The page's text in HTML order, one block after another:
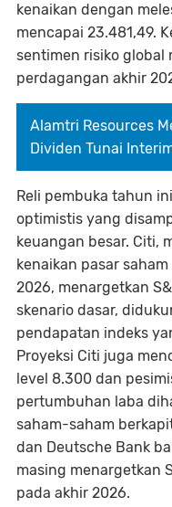
kenaikan dengan
mencapai 23.481,49.
sentimen risiko global
perdagangan akhir
Alamtri Resources
Dividen Tunai
Reli pembuka tahun
optimistis yang
keuangan besar. Citi,
kenaikan pasar
2026, menargetkan
skenario dasar,
pendapatan indeks
Proyeksi Citi juga
level 8.300 dan
pertumbuhan laba
saham-saham
dan Deutsche Bank
masing menargetkan
pada akhir 2026.